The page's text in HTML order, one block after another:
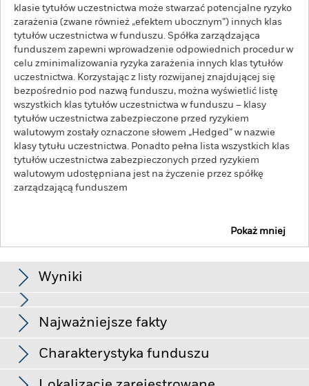
klasie tytułów uczestnictwa może stwarzać potencjalne ryzyko
zarażenia (zwane również „efektem ubocznym”) innych klas
tytułów uczestnictwa w funduszu. Spółka zarządzająca
funduszem zapewni wprowadzenie odpowiednich procedur w
celu zminimalizowania ryzyka zarażenia innych klas tytułów
uczestnictwa. Korzystając z listy rozwijanej znajdującej się
bezpośrednio pod nazwą funduszu, można wyświetlić listę
wszystkich klas tytułów uczestnictwa w funduszu – klasy
tytułów uczestnictwa zabezpieczone przed ryzykiem
walutowym zostały oznaczone słowem „Hedged” w nazwie
klasy tytułu uczestnictwa. Ponadto pełna lista wszystkich klas
tytułów uczestnictwa zabezpieczonych przed ryzykiem
walutowym udostępniana jest na życzenie przez spółkę
zarządzającą funduszem
Pokaż mniej
Wyniki
Schemat
Zobacz pełny wykres
Fundusze rynku pieniężnego generalnie nie doświadczają
skrajnych zmian cen. Zmiany stóp procentowych będą miały
wpływ na Fundusz. Na poziomy ryzyka kredytowego ma wpływ
dłuższa średnia ważona zapadalność inwestycji oraz średni
ważony czasu trwania Funduszu.Fundusz dąży do
wykluczenia firm angażujących się w działania niezgodne z
Najważniejsze fakty
Aktywa netto klasy tytułów
Charakterystyka funduszu